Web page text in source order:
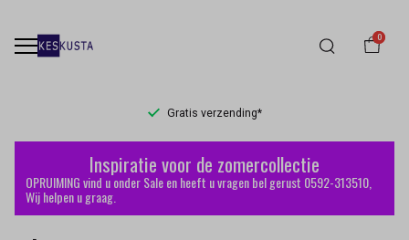
0
Gratis verzending*
Jeans
Keskusta
Inspiratie voor de zomercollectie
OPRUIMING vind u onder Sale en heeft u vragen bel gerust 0592-313510,
Wij helpen u graag.